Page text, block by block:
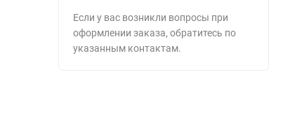
Если у вас возникли вопросы при
оформлении заказа, обратитесь по
указанным контактам.